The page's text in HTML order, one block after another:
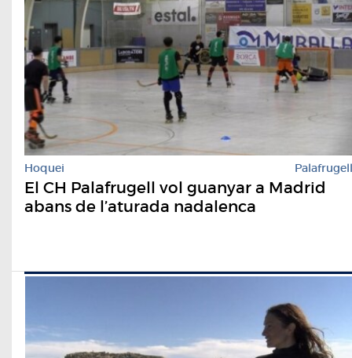
Hoquei Palafrugell
El CH Palafrugell vol guanyar a Madrid
abans de l’aturada nadalenca